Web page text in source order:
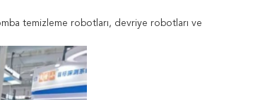
temizleme robotları, devriye robotları ve